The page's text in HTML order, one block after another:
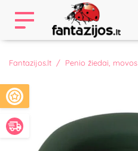
Fantazijos.lt Penio žiedai, movos